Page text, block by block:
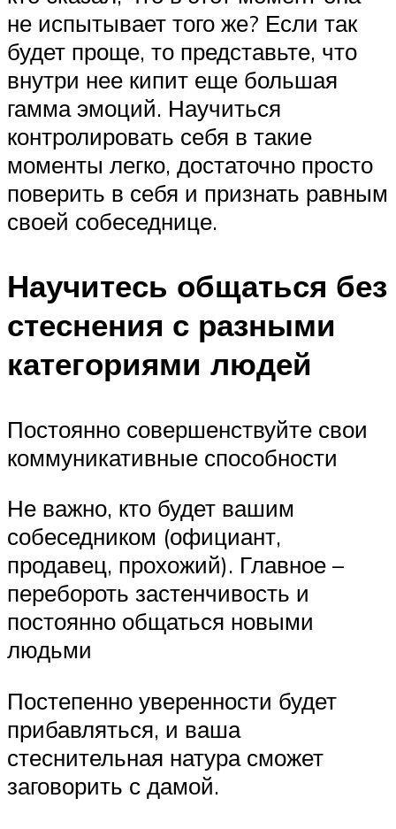
не испытывает того же? Если так
будет проще, то представьте, что
внутри нее кипит еще большая
гамма эмоций. Научиться
контролировать себя в такие
моменты легко, достаточно просто
поверить в себя и признать равным
своей собеседнице.
Научитесь общаться без
стеснения с разными
категориями людей
Постоянно совершенствуйте свои
коммуникативные способности
Не важно, кто будет вашим
собеседником (официант,
продавец, прохожий). Главное –
перебороть застенчивость и
постоянно общаться новыми
людьми
Постепенно уверенности будет
прибавляться, и ваша
стеснительная натура сможет
заговорить с дамой.